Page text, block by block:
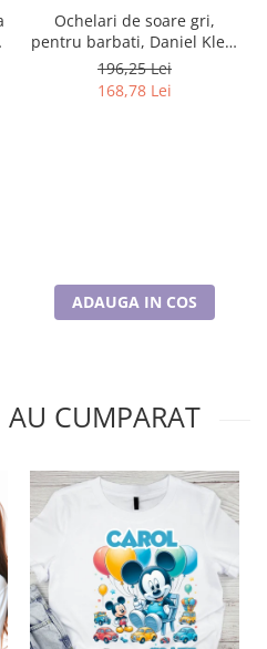
Ochelari de soare gri,
pentru barbati, Daniel Klein
Sunglasses, DK3268-2
196,25 Lei
168,78 Lei
ADAUGA IN COS
CUMPARAT